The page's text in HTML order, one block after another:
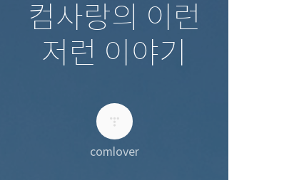
컴사랑의 이런
저런 이야기
comlover